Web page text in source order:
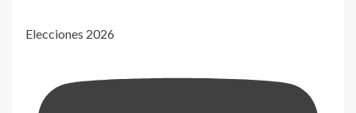
Elecciones 2026